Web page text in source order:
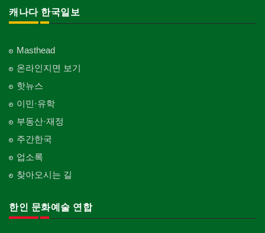
캐나다 한국일보
Masthead
온라인지면 보기
핫뉴스
이민·유학
부동산·재정
주간한국
업소록
찾아오시는 길
한인 문화예술 연합